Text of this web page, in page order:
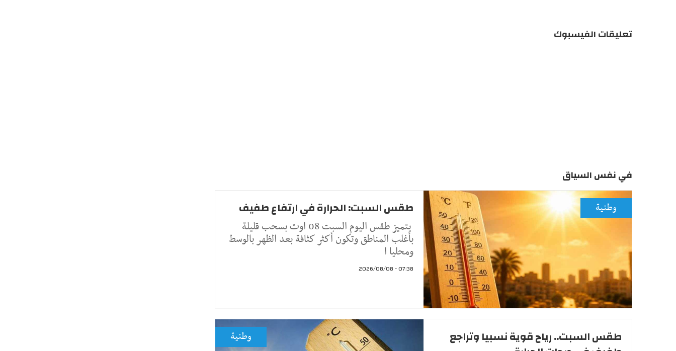
تعليقات الفيسبوك
في نفس السياق
وطنية
طقس السبت: الحرارة في ارتفاع طفيف
يتميز طقس اليوم السبت 08 اوت بسحب قليلة
بأغلب المناطق وتكون أكثر كثافة بعد الظهر بالوسط
ومحليا ا
07:38 - 2026/08/08
وطنية
طقس السبت.. رياح قوية نسبيا وتراجع